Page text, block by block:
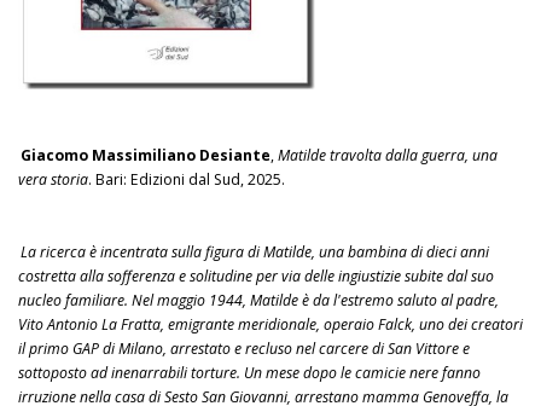
Giacomo Massimiliano Desiante,Matilde travolta dalla guerra, una
vera storia. Bari: Edizioni dal Sud, 2025.
La ricerca è incentrata sulla figura di Matilde, una bambina di dieci anni
costretta alla sofferenza e solitudine per via delle ingiustizie subite dal suo
nucleo familiare. Nel maggio 1944, Matilde è da l'estremo saluto al padre,
Vito Antonio La Fratta, emigrante meridionale, operaio Falck, uno dei creatori
il primo GAP di Milano, arrestato e recluso nel carcere di San Vittore e
sottoposto ad inenarrabili torture. Un mese dopo le camicie nere fanno
irruzione nella casa di Sesto San Giovanni, arrestano mamma Genoveffa, la